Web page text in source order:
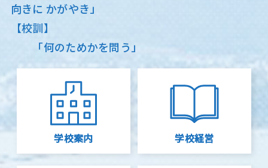
向きに かがやき」
【校訓】
「何のためかを問う」
学校案内 学校経営